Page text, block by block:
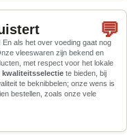
💬
als het over voeding gaat nog
vleeswaren zijn bekend en
met respect voor het lokale
kwaliteitsselectie te bieden, bij
te beknibbelen; onze wens is
bestellen, zoals onze vele